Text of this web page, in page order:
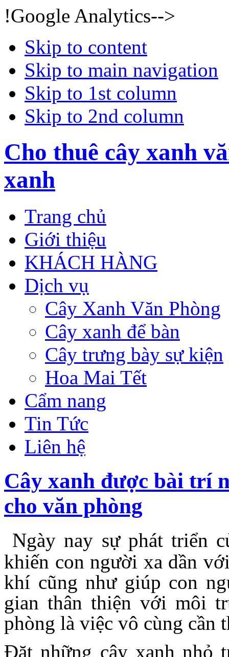
!Google Analytics-->
Skip to content
Skip to main navigation
Skip to 1st column
Skip to 2nd column
Cho thuê cây xanh
xanh
Trang chủ
Giới thiệu
KHÁCH HÀNG
Dịch vụ
Cây Xanh Văn Phòng
Cây xanh để bàn
Cây trưng bày sự kiện
Hoa Mai Tết
Cẩm nang
Tin Tức
Liên hệ
Cây xanh được bài trí
cho văn phòng
Ngày nay sự phát triển
khiến con người xa dần
khí cũng như giúp con
gian thân thiện với môi
phòng là việc vô cùng cần
Đặt những cây xanh nhỏ